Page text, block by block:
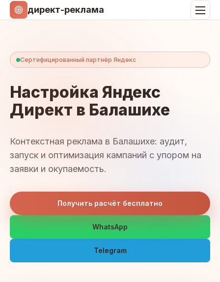
директ-реклама
Сертифицированный партнёр Яндекс
Настройка Яндекс
Директ в Балашихе
Контекстная реклама в Балашихе: аудит,
запуск и оптимизация кампаний с упором на
заявки и окупаемость.
Получить расчёт бесплатно
WhatsApp
Telegram